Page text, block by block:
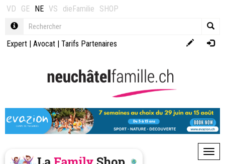
VD GE NE VS dieFamilie SHOP
Expert | Avocat | Tarifs Partenaires